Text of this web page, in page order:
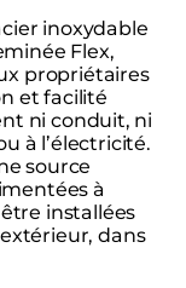
inoxydable
Flex,
propriétaires
et facilité
ni conduit, ni
à l’électricité.
source
à
installées
dans